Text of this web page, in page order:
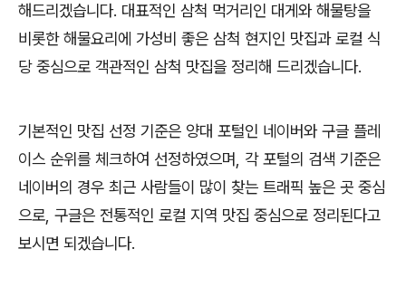
해드리겠습니다. 대표적인 삼척 먹거리인 대게와 해물탕을
비롯한 해물요리에 가성비 좋은 삼척 현지인 맛집과 로컬 식
당 중심으로 객관적인 삼척 맛집을 정리해 드리겠습니다.
기본적인 맛집 선정 기준은 양대 포털인 네이버와 구글 플레
이스 순위를 체크하여 선정하였으며, 각 포털의 검색 기준은
네이버의 경우 최근 사람들이 많이 찾는 트래픽 높은 곳 중심
으로, 구글은 전통적인 로컬 지역 맛집 중심으로 정리된다고
보시면 되겠습니다.